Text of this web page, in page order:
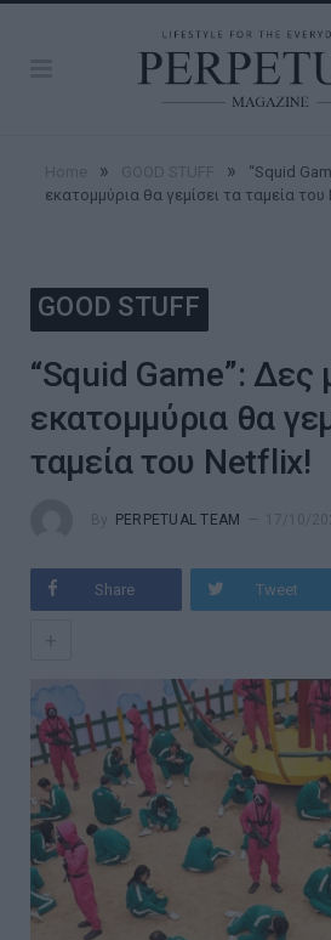
» »
“Squid
εκατομμύρια θα γεμίσει τα ταμεία του
GOOD STUFF
“Squid Game”: Δες
εκατομμύρια θα
ταμεία του Netflix!
PERPETUAL TEAM
Share Tweet